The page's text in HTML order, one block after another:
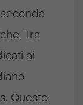
Tra
ai
Questo